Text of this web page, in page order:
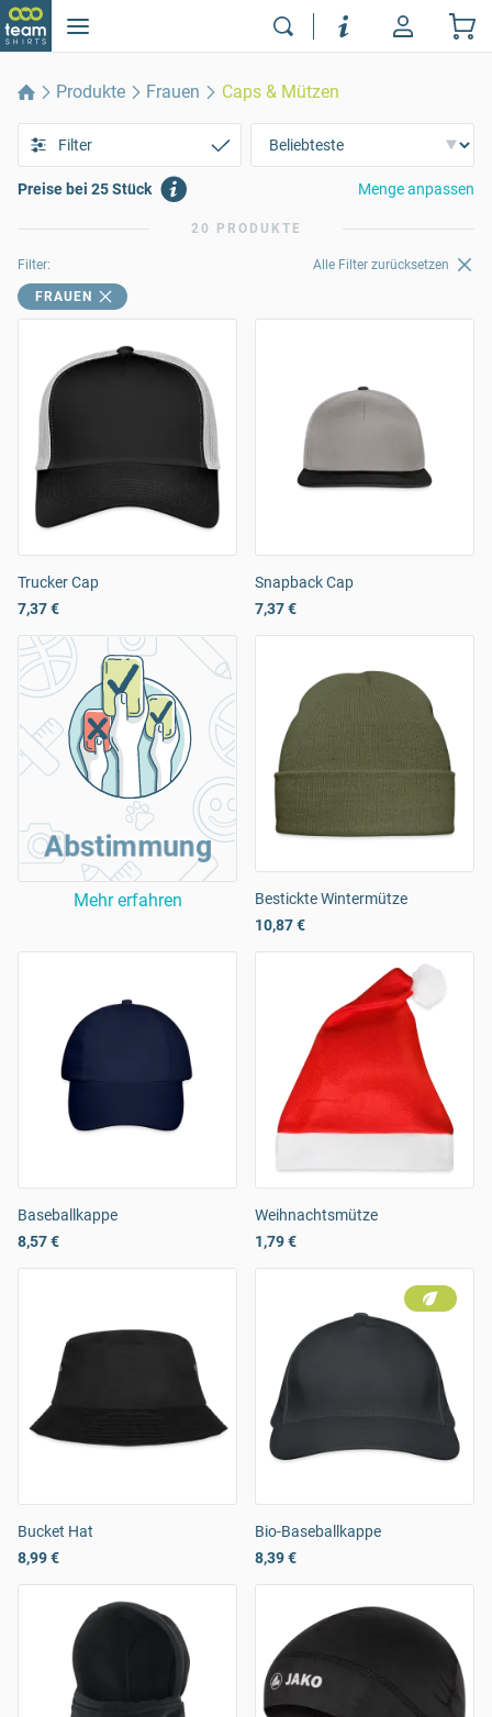
Produkte Frauen Caps & Mützen
Filter
Preise bei 25 Stück Menge anpassen
20 PRODUKTE
Filter: Alle Filter zurücksetzen
FRAUEN
Trucker Cap
7,37 €
Snapback Cap
7,37 €
Abstimmung
Mehr erfahren
Bestickte Wintermütze
10,87 €
Baseballkappe
8,57 €
Weihnachtsmütze
1,79 €
Bucket Hat
8,99 €
Bio-Baseballkappe
8,39 €